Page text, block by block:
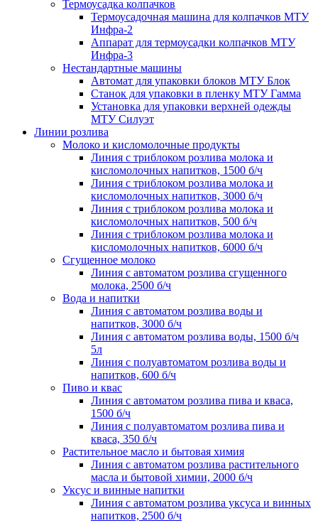
Термоусадка колпачков
Термоусадочная машина для колпачков МТУ
Инфра-2
Аппарат для термоусадки колпачков МТУ
Инфра-3
Нестандартные машины
Автомат для упаковки блоков МТУ Блок
Станок для упаковки в пленку МТУ Гамма
Установка для упаковки верхней одежды
МТУ Силуэт
Линии розлива
Молоко и кисломолочные продукты
Линия с триблоком розлива молока и
кисломолочных напитков, 1500 б/ч
Линия с триблоком розлива молока и
кисломолочных напитков, 3000 б/ч
Линия с триблоком розлива молока и
кисломолочных напитков, 500 б/ч
Линия с триблоком розлива молока и
кисломолочных напитков, 6000 б/ч
Сгущенное молоко
Линия с автоматом розлива сгущенного
молока, 2500 б/ч
Вода и напитки
Линия с автоматом розлива воды и
напитков, 3000 б/ч
Линия с автоматом розлива воды, 1500 б/ч
5л
Линия с полуавтоматом розлива воды и
напитков, 600 б/ч
Пиво и квас
Линия с автоматом розлива пива и кваса,
1500 б/ч
Линия с полуавтоматом розлива пива и
кваса, 350 б/ч
Растительное масло и бытовая химия
Линия с автоматом розлива растительного
масла и бытовой химии, 2000 б/ч
Уксус и винные напитки
Линия с автоматом розлива уксуса и винных
напитков, 2500 б/ч